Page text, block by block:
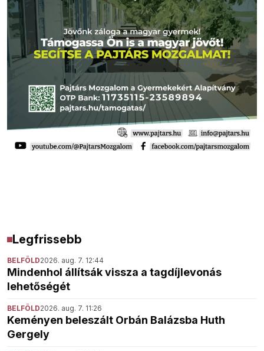
Legfrissebb
BELFÖLD2026. aug. 7. 12:44
Mindenhol állítsák vissza a tagdíjlevonás
lehetőségét
BELFÖLD2026. aug. 7. 11:26
Keményen beleszált Orbán Balázsba Huth
Gergely